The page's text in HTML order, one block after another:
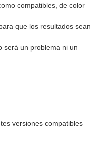
compatibles, de color
que los resultados sean
será un problema ni un
versiones compatibles